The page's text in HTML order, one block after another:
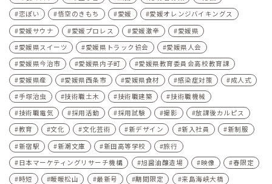
恋ぽい
悟空のきもち 愛媛
愛媛オレンジバイキングス
愛媛サウナ
愛媛プロレス 愛媛激辛
愛媛県
愛媛県スイーツ
愛媛県トラック協会
愛媛県人会
愛媛県今治市
愛媛県内子町
愛媛県教育委員会高校教育課
愛媛県産
愛媛県西条市 愛媛県食材 感染症対策
成人式
手塚治虫
技術職土木 技術職建築
技術職機械
技術職電気
採用活動 採用試験 撮影
放課後カルピス
教育
文化 文化芸術 新デザイン 新入社員
新制服
新宿駅
新潮文庫 新田高等学校
旅行
日本マーケティングリサーチ機構
旭醤油醸造場 映像
春限定
時短
暖暖松山 最新号 期間限定
来島海峡大橋